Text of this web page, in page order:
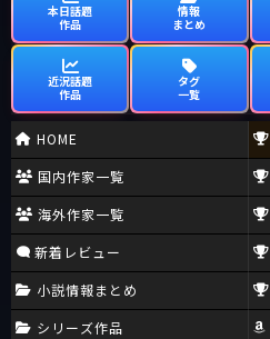
本日話題
作品
情報
まとめ
近況話題
作品
タグ
一覧
HOME
国内作家一覧
海外作家一覧
新着レビュー
小説情報まとめ
シリーズ作品